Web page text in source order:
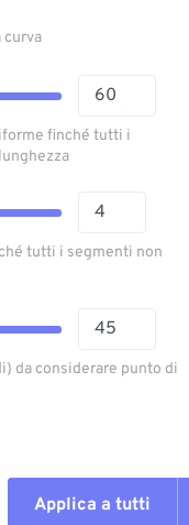
curva
finché tutti i
tutti i segmenti non
da considerare punto di
Applica a tutti